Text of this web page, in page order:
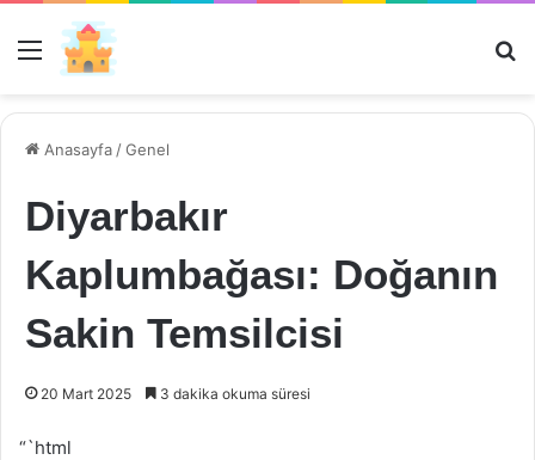
Menü
Anasayfa /Genel
Diyarbakır
Kaplumbağası: Doğanın
Sakin Temsilcisi
20 Mart 2025 3 dakika okuma süresi
“`html